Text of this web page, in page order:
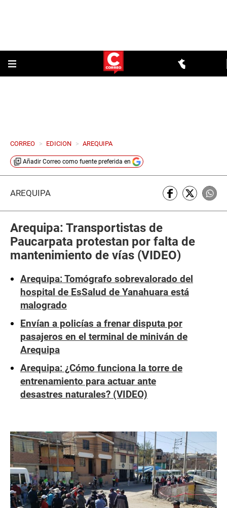
CORREO > EDICION > AREQUIPA
Añadir Correo como fuente preferida en
AREQUIPA
Arequipa: Transportistas de
Paucarpata protestan por falta de
mantenimiento de vías (VIDEO)
Arequipa: Tomógrafo sobrevalorado del
hospital de EsSalud de Yanahuara está
malogrado
Envían a policías a frenar disputa por
pasajeros en el terminal de miniván de
Arequipa
Arequipa: ¿Cómo funciona la torre de
entrenamiento para actuar ante
desastres naturales? (VIDEO)